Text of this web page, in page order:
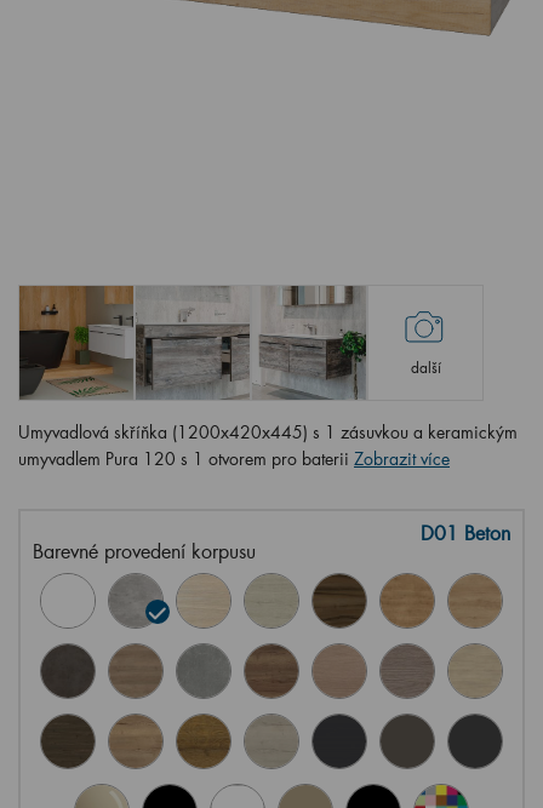
další
Umyvadlová skříňka (1200x420x445) s 1 zásuvkou a keramickým
umyvadlem Pura 120 s 1 otvorem pro baterii Zobrazit více
Barevné provedení korpusu
D01 Beton